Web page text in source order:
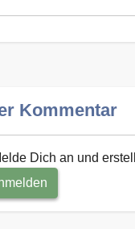
Kommentar
Dich an und